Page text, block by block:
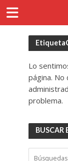
Lo
página. No
problema.
BUSCAR